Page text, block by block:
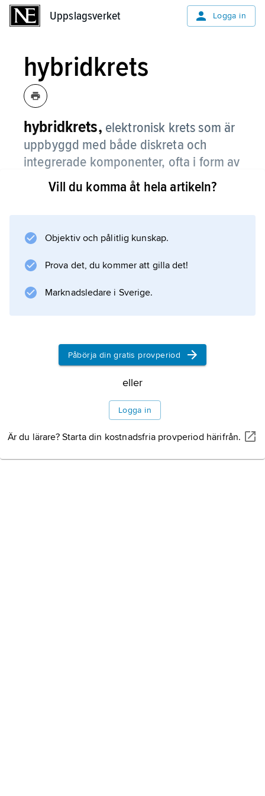
Uppslagsverket Logga in
hybridkrets
hybridkrets, elektronisk krets som är
uppbyggd med både diskreta och
integrerade komponenter, ofta i form av
okapslade chips.
integrerade kretsar, men med alla de använda
Vill du komma åt hela artikeln?
Objektiv och pålitlig kunskap.
Prova det, du kommer att gilla det!
Marknadsledare i Sverige.
Påbörja din gratis provperiod
eller
Logga in
Är du lärare? Starta din kostnadsfria provperiod härifrån.